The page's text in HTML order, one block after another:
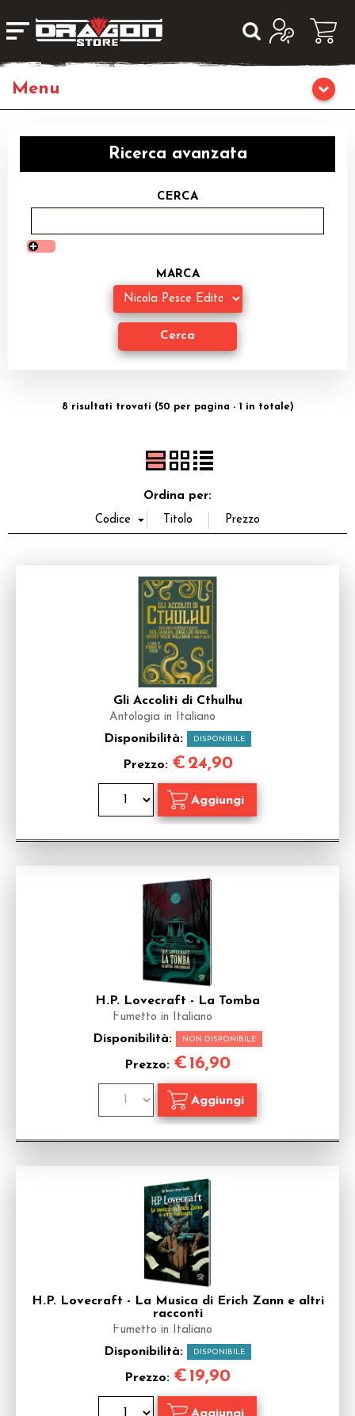
Giochi di Ruolo
Librigame
Editoria
Giochi di Carte Collezionabili
Accessori
Ricerca avanzata
CERCA
MARCA
8 risultati trovati (50 per pagina - 1 in totale)
Ordina per:
Gli Accoliti di Cthulhu
Antologia in Italiano
Disponibilità: DISPONIBILE
Prezzo: € 24,90
H.P. Lovecraft - La Tomba
Fumetto in Italiano
Disponibilità: NON DISPONIBILE
Prezzo: €16,90
H.P. Lovecraft - La Musica di Erich Zann e altri
racconti
Fumetto in Italiano
Disponibilità: DISPONIBILE
Prezzo: €19,90